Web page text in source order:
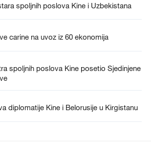
spoljnih poslova Kine i Uzbekistana
carine na uvoz iz 60 ekonomija
spoljnih poslova Kine posetio Sjedinjene
diplomatije Kine i Belorusije u Kirgistanu